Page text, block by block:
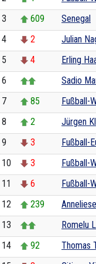
3
609
Senegal
4
2
Julian
5
4
Erling
6
Sadio
7
85
Fußball-
8
2
Jürgen
9
3
Fußball-
10
3
Fußball-
11
6
Fußball-
12
239
13
Romelu
14
92
Thomas